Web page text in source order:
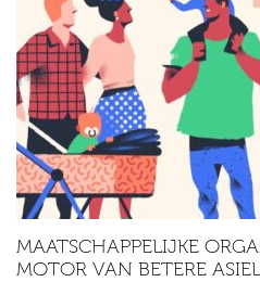
MAATSCHAPPELIJKE
MOTOR VAN BETERE